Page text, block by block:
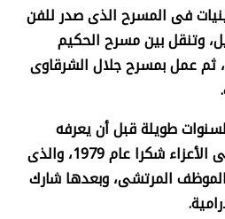
فى المسرح الذى صدر للفن
وتنقل بين مسرح الحكيم
ثم عمل بمسرح جلال الشرقاوى
.
طويلة قبل أن يعرفه
الجمهور فى مسلسل أبنائى الأعزاء شكرا عام 1979، والذى
المرتشى، وبعدها شارك
.